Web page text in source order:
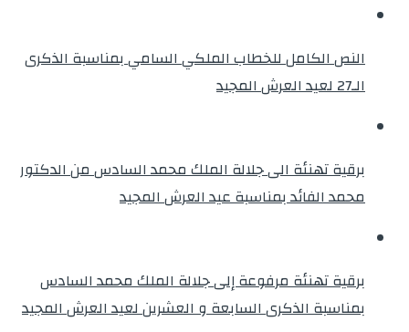
النص الكامل للخطاب الملكي السامي بمناسبة الذكرى
الـ27 لعيد العرش المجيد
برقية تهنئة الى جلالة الملك محمد السادس من الدكتور
محمد الفائد بمناسبة عيد العرش المجيد
برقية تهنئة مرفوعة إلى جلالة الملك محمد السادس
بمناسبة الذكرى السابعة و العشرين لعيد العرش المجيد